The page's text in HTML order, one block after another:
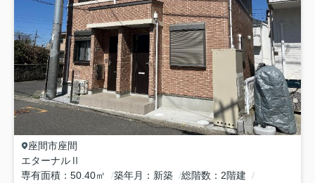
座間市座間
エターナルⅡ
専有面積
50.40㎡ 築年月 新築 総階数
2階建